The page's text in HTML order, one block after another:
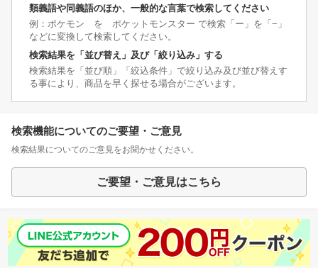
類義語や同義語のほか、一般的な言葉で検索してください
例：ポケモン を ポケットモンスター で検索「ー」を「−」
などに変換して検索してください。
検索結果を「並び替え」及び「絞り込み」する
検索結果を「並び順」「絞込条件」で絞り込み及び並び替えす
る事により、商品を早く探せる場合がございます。
検索機能についてのご要望・ご意見
検索結果についてのご意見をお聞かせください。
ご要望・ご意見はこちら